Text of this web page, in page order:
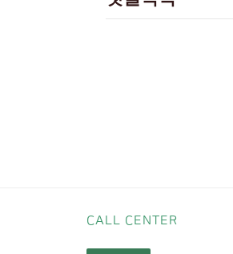
CALL CENTER